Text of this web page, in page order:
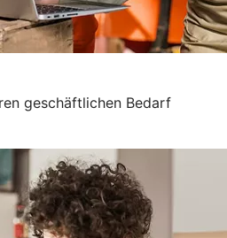
geschäftlichen Bedarf